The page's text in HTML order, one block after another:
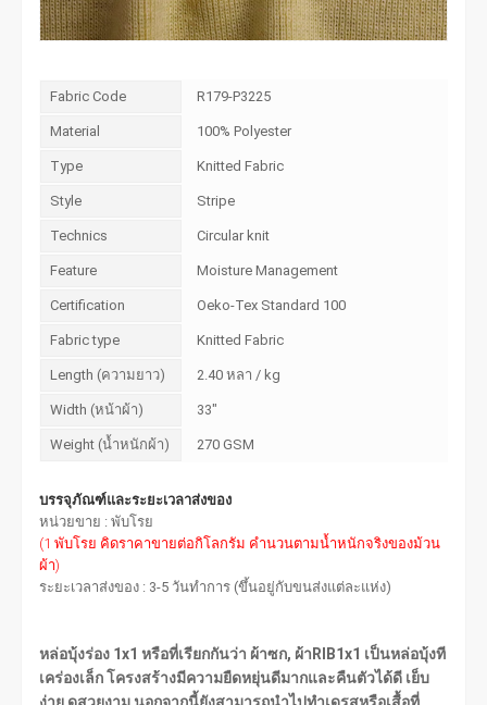
Fabric Code R179-P3225
Material 100% Polyester
Type Knitted Fabric
Style Stripe
Technics Circular knit
Feature Moisture Management
Certification Oeko-Tex Standard 100
Fabric type Knitted Fabric
Length (ความยาว) 2.40 หลา / kg
Width (หน้าผ้า) 33"
Weight (น้ำหนักผ้า) 270 GSM
บรรจุภัณฑ์และระยะเวลาส่งของ
หน่วยขาย : พับโรย
(1 พับโรย คิดราคาขายต่อกิโลกรัม คำนวนตามน้ำหนักจริงของม้วน
ผ้า)
ระยะเวลาส่งของ : 3-5 วันทำการ (ขึ้นอยู่กับขนส่งแต่ละแห่ง)
หล่อบุ้งร่อง 1x1 หรือที่เรียกกันว่า ผ้าซก, ผ้าRIB1x1 เป็นหล่อบุ้งที
เคร่องเล็ก โครงสร้างมีความยืดหยุ่นดีมากและคืนตัวได้ดี เย็บ
ง่าย ดูสวยงาม นอกจากนี้ยังสามารถนำไปทำเดรสหรือเสื้อที่